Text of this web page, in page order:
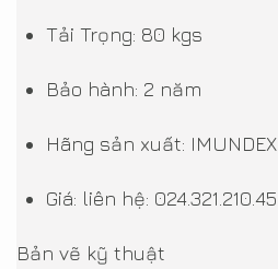
Tải Trọng: 80 kgs
Bảo hành: 2 năm
Hãng sản xuất: IMUNDEX
Giá: liên hệ: 024.321.210.45
Bản vẽ kỹ thuật